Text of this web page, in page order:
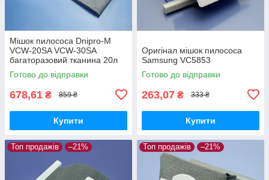
Мішок пилососа Dnipro-M
VCW-20SA VCW-30SA
багаторазовий тканина 20л
Готово до відправки
678,61 ₴ 859 ₴
Купити
Оригінал мішок пилососа
Samsung VC5853
Готово до відправки
263,07 ₴ 333 ₴
Купити
Топ продажів –21% Топ продажів –21%